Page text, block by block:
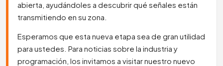
abierta, ayudándoles a descubrir qué señales están
transmitiendo en su zona.
Esperamos que esta nueva etapa sea de gran utilidad
para ustedes. Para noticias sobre la industria y
programación, los invitamos a visitar nuestro nuevo